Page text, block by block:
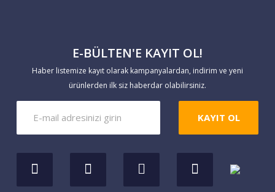
5) Aidatsız kartlar, bazı özellikli kredi
kartları artı taksit kampanyalarını
uygulamayabilir. İşlem yapmadan banka
kampanyalarınızı lütfen kontrol ediniz.
E-BÜLTEN'E KAYIT OL!
Haber listemize kayıt olarak kampanyalardan, indirim ve yeni
ürünlerden ilk siz haberdar olabilirsiniz.
KAYIT OL